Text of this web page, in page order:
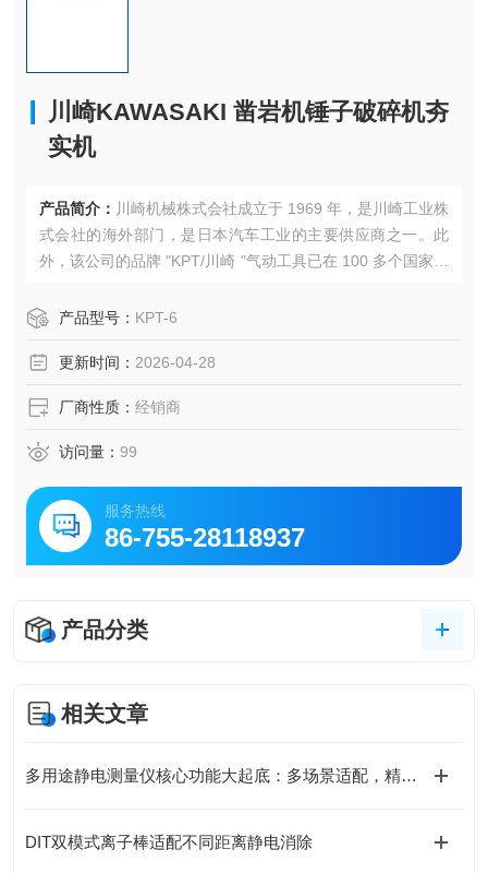
川崎KAWASAKI 凿岩机锤子破碎机夯
实机
产品简介：
川崎机械株式会社成立于 1969 年，是川崎工业株
式会社的海外部门，是日本汽车工业的主要供应商之一。此
外，该公司的品牌 "KPT/川崎 "气动工具已在 100 多个国家获
产品型号： KPT-6
更新时间： 2026-04-28
厂商性质： 经销商
访问量： 99
服务热线
86-755-28118937
产品分类
相关文章
多用途静电测量仪核心功能大起底：多场景适配，精准掌控静电动态！
DIT双模式离子棒适配不同距离静电消除